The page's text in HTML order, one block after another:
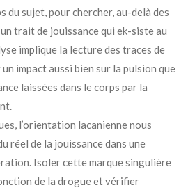
du sujet, pour chercher, au-delà des
trait de jouissance qui ek-siste au
implique la lecture des traces de
impact aussi bien sur la pulsion que
laissées dans le corps par la
l’orientation lacanienne nous
réel de la jouissance dans une
Isoler cette marque singulière
de la drogue et vérifier